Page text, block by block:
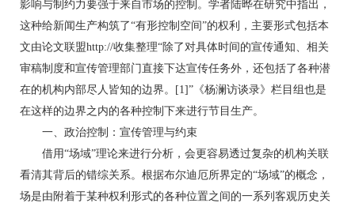
影响与制约力要强于来自市场的控制。学者陆晔在研究中指出，
这种给新闻生产构筑了“有形控制空间”的权利，主要形式包括本
文由论文联盟http://收集整理“除了对具体时间的宣传通知、相关
审稿制度和宣传管理部门直接下达宣传任务外，还包括了各种潜
在的机构内部尽人皆知的边界。[1]”《杨澜访谈录》栏目组也是
在这样的边界之内的各种控制下来进行节目生产。
一、政治控制：宣传管理与约束
借用“场域”理论来进行分析，会更容易透过复杂的机构关联
看清其背后的错综关系。根据布尔迪厄所界定的“场域”的概念，
场是由附着于某种权利形式的各种位置之间的一系列客观历史关